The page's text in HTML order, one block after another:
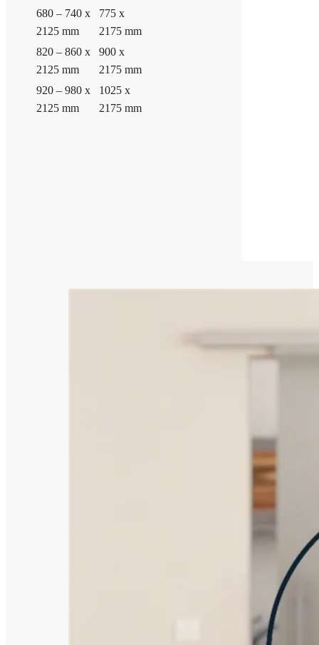
680 – 740 x
2125 mm
775 x
2175 mm
820 – 860 x
2125 mm
900 x
2175 mm
920 – 980 x
2125 mm
1025 x
2175 mm